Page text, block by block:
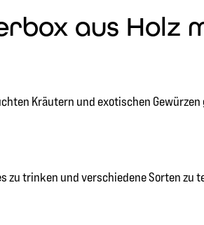
aus Holz
Kräutern und exotischen
zu trinken und verschiedene Sorten zu